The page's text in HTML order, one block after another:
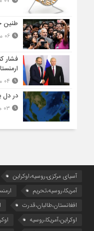
طنین
۰۶ مرداد ۱۴۰۵ - ۱۲:۴۲
فشار
در دل
آسیای مرکزی،روسیه،اوکراین
آمریکا،روسیه،تحریم
افغانستان،طالبان،قدرت
اوکراین،آمریکا،روسیه